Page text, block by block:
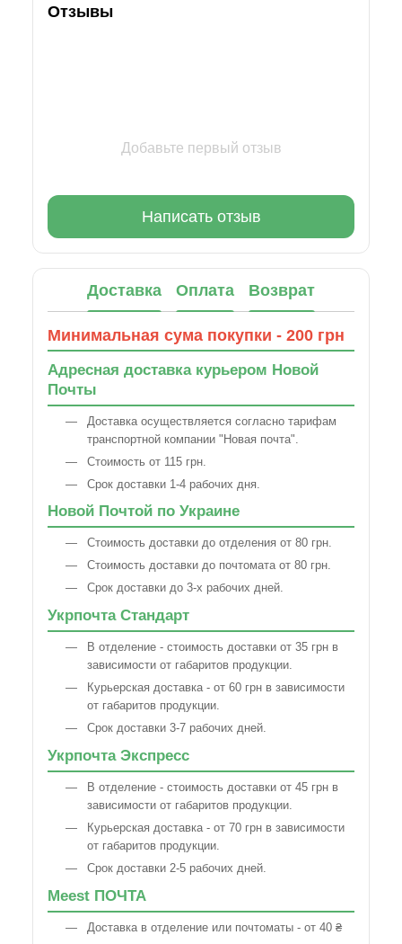
Отзывы
Добавьте первый отзыв
Написать отзыв
Доставка Оплата Возврат
Минимальная сума покупки - 200 грн
Адресная доставка курьером Новой
Почты
Доставка осуществляется согласно тарифам
транспортной компании "Новая почта".
Стоимость от 115 грн.
Срок доставки 1-4 рабочих дня.
Новой Почтой по Украине
Стоимость доставки до отделения от 80 грн.
Стоимость доставки до почтомата от 80 грн.
Срок доставки до 3-х рабочих дней.
Укрпочта Стандарт
В отделение - стоимость доставки от 35 грн в
зависимости от габаритов продукции.
Курьерская доставка - от 60 грн в зависимости
от габаритов продукции.
Срок доставки 3-7 рабочих дней.
Укрпочта Экспресс
В отделение - стоимость доставки от 45 грн в
зависимости от габаритов продукции.
Курьерская доставка - от 70 грн в зависимости
от габаритов продукции.
Срок доставки 2-5 рабочих дней.
Meest ПОЧТА
Доставка в отделение или почтоматы - от 40 ₴